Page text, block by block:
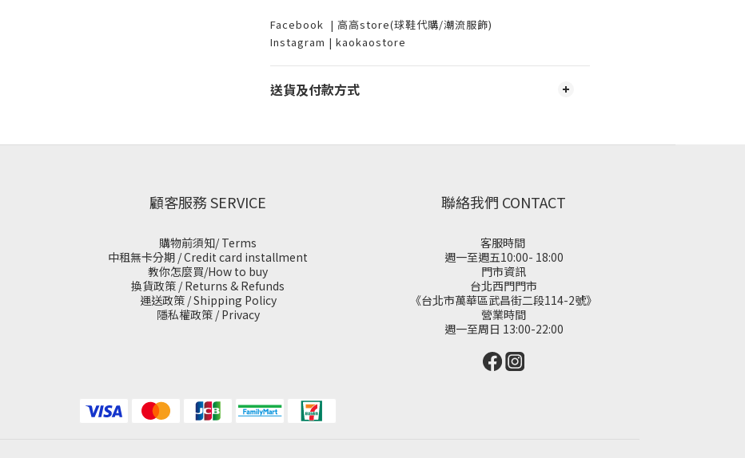
Facebook | 高高store(球鞋代購/潮流服飾)
Instagram | kaokaostore
送貨及付款方式
顧客服務 SERVICE
購物前須知/ Terms
中租無卡分期 / Credit card installment
教你怎麼買/How to buy
換貨政策 / Returns & Refunds
運送政策 / Shipping Policy
隱私權政策 / Privacy
聯絡我們 CONTACT
客服時間
週一至週五10:00- 18:00
門市資訊
台北西門門市
《台北市萬華區武昌街二段114-2號》
營業時間
週一至周日 13:00-22:00